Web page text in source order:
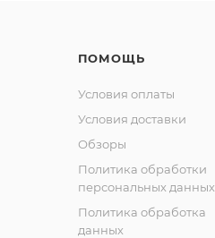
ПОМОЩЬ
Условия оплаты
Условия доставки
Обзоры
Политика обработки
персональных данных
Политика обработка
данных